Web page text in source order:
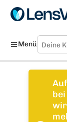
Menü
wir